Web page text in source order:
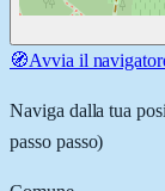
🧭Avvia il
Naviga dalla tua
passo passo)